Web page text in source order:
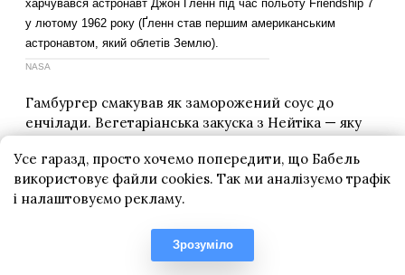
Усе гаразд, просто хочемо попередити, що Бабель
використовує файли cookies. Так ми аналізуємо трафік
і налаштовуємо рекламу.
Зрозуміло